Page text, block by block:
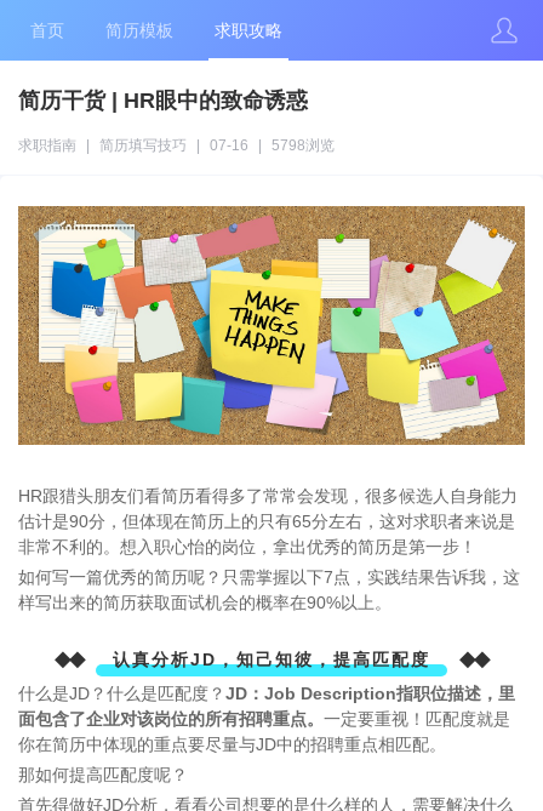
首页 简历模板 求职攻略
简历干货 | HR眼中的致命诱惑
求职指南 简历填写技巧 07-16 5798浏览
HR跟猎头朋友们看简历看得多了常常会发现，很多候选人自身能力
估计是90分，但体现在简历上的只有65分左右，这对求职者来说是
非常不利的。想入职心怡的岗位，拿出优秀的简历是第一步！
如何写一篇优秀的简历呢？只需掌握以下7点，实践结果告诉我，这
样写出来的简历获取面试机会的概率在90%以上。
◆◆ 认真分析JD，知己知彼，提高匹配度 ◆◆
什么是JD？什么是匹配度？JD：Job Description指职位描述，里
面包含了企业对该岗位的所有招聘重点。 一定要重视！匹配度就是
你在简历中体现的重点要尽量与JD中的招聘重点相匹配。
那如何提高匹配度呢？
首先得做好JD分析，看看公司想要的是什么样的人，需要解决什么